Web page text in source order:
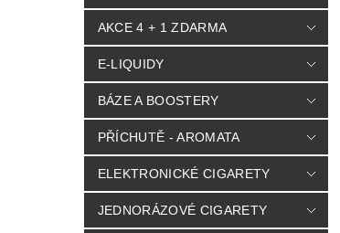
AKCE 4 + 1 ZDARMA
E-LIQUIDY
BÁZE A BOOSTERY
PŘÍCHUTĚ - AROMATA
ELEKTRONICKÉ CIGARETY
JEDNORÁZOVÉ CIGARETY